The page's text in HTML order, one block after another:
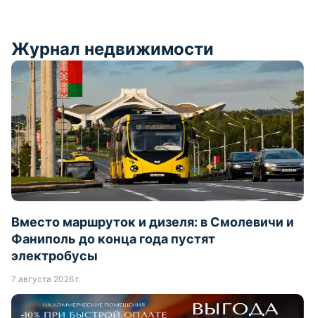
Журнал недвижимости
Вместо маршруток и дизеля: в Смолевичи и
Фаниполь до конца года пустят
электробусы
7 августа 2026 г.